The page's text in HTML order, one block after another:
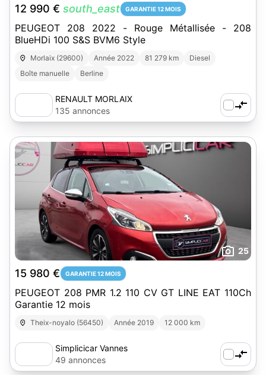
12 990 € south_east GARANTIE 12 MOIS
PEUGEOT 208 2022 - Rouge Métallisée - 208
BlueHDi 100 S&S BVM6 Style
Morlaix (29600) Année 2022 81 279 km
Diesel
Boîte manuelle
Berline
RENAULT MORLAIX
135 annonces
25
15 980 € GARANTIE 12 MOIS
PEUGEOT 208 PMR 1.2 110 CV GT LINE EAT 110Ch
Garantie 12 mois
Theix-noyalo (56450) Année 2019 12 000 km
Simplicicar Vannes
49 annonces